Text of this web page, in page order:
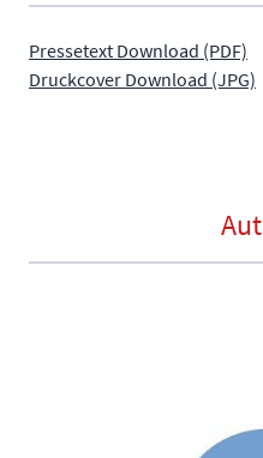
Pressetext Download (PDF)
Druckcover Download (JPG)